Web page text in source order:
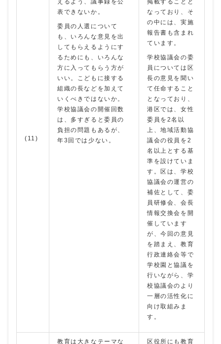
(11)
えるよう、議事録を公
表できないか。
委員の人選について
も、いろんな意見を出
してもらえるようにす
るためにも、いろんな
方に入ってもらう方が
いい。こどもに接する
組織の長などを加えて
いくべきではないか。
学校協議会の開催回数
は、多すぎると委員の
負担の問題もあるが、
年3回では少ない。
掲載することと
なっており、そ
の中には、実施
報告書も含まれ
ています。
学校協議会の委
員については区
長の意見を聞い
て任命すること
となっており、
港区では、女性
委員を2名以
上、地域活動協
議会の役員を2
名以上とする基
準を設けていま
す。区は、学校
協議会の運営の
補佐として、委
員研修会、会長
情報交換会を開
催しています
が、今回の意見
を踏まえ、教育
行政連絡会等で
学校園と協議を
行いながら、学
校協議会のより
一層の活性化に
向け取組みま
す。
教育は大きなテーマな
区役所にも教育